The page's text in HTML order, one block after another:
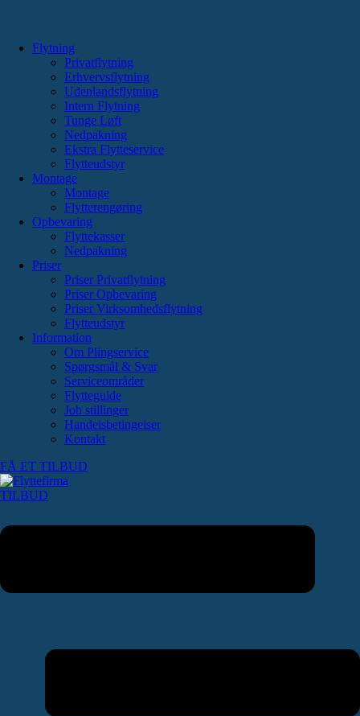
Flytning
Privatflytning
Erhvervsflytning
Udenlandsflytning
Intern Flytning
Tunge Løft
Nedpakning
Ekstra Flytteservice
Flytteudstyr
Montage
Montage
Flytterengøring
Opbevaring
Flyttekasser
Nedpakning
Priser
Priser Privatflytning
Priser Opbevaring
Priser Virksomhedsflytning
Flytteudstyr
Information
Om Plingservice
Spørgsmål & Svar
Serviceområder
Flytteguide
Job stillinger
Handelsbetingelser
Kontakt
FÅ ET TILBUD
TILBUD